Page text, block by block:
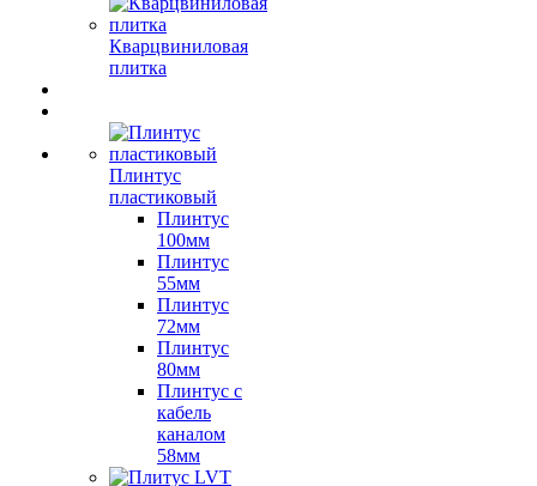
Кварцвиниловая
плитка
Плинтус
пластиковый
Плинтус
100мм
Плинтус
55мм
Плинтус
72мм
Плинтус
80мм
Плинтус с
кабель
каналом
58мм